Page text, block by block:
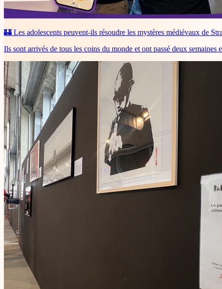
🏰 Les adolescents peuvent-ils résoudre les mystères médiévaux de
Ils sont arrivés de tous les coins du monde et ont passé deux